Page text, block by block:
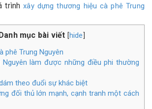
trìnhxây dựng thương hiệu cà phê Trung
mục bài viết [hide
phê Trung Nguyên
làm được những điều phi thường
theo đuổi sự khác biệt
đối thủ lớn mạnh, cạnh tranh một cách